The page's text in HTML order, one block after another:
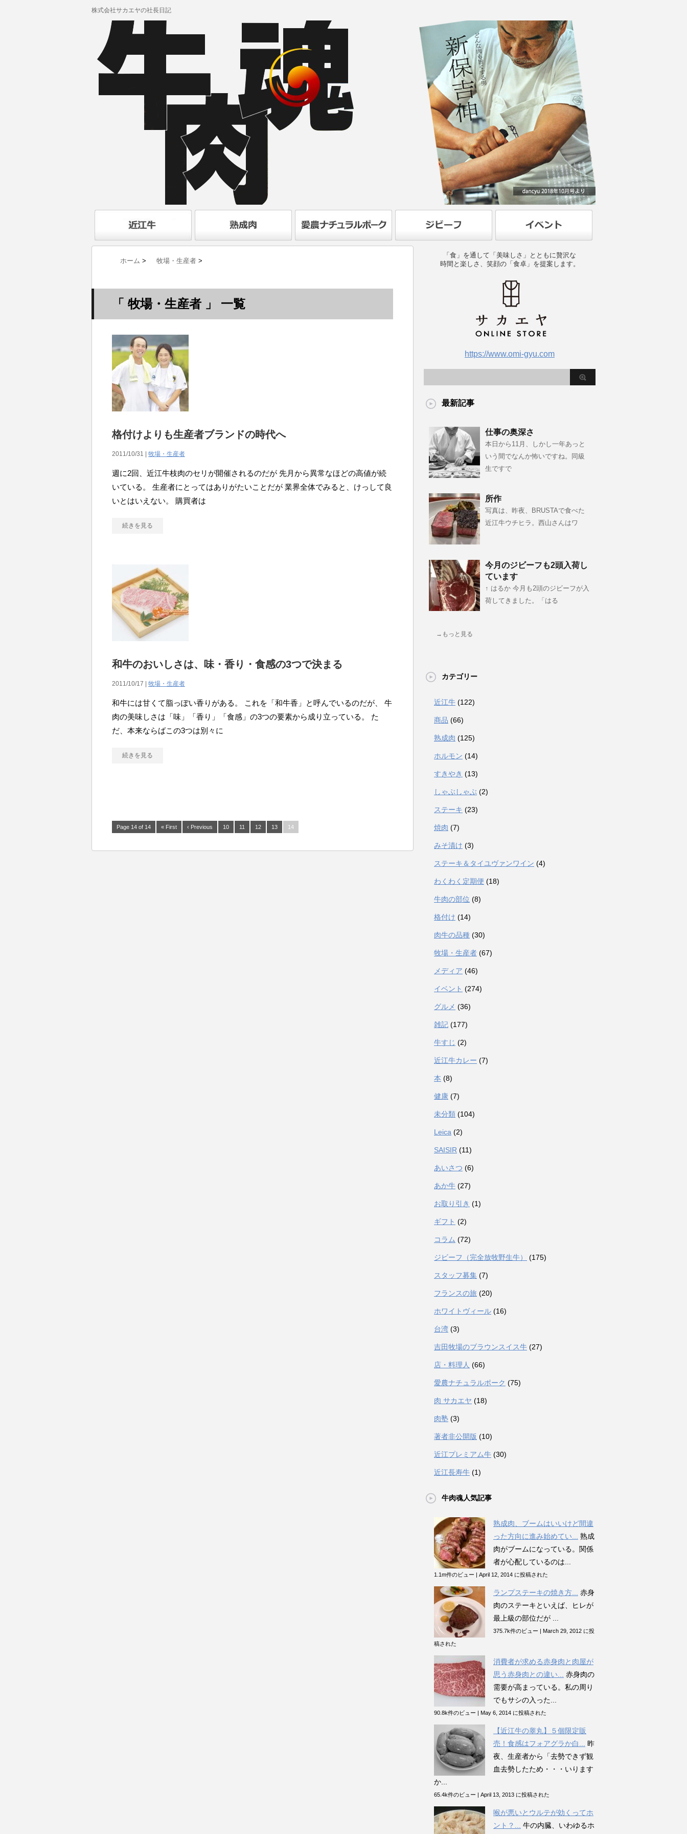
株式会社サカエヤの社長日記
ホーム > 牧場・生産者 >
「 牧場・生産者 」 一覧
格付けよりも生産者ブランドの時代へ
2011/10/31 | 牧場・生産者
週に2回、近江牛枝肉のセリが開催されるのだが 先月から異常なほどの高値が続
いている。 生産者にとってはありがたいことだが 業界全体でみると、けっして良
いとはいえない。 購買者は
続きを見る
和牛のおいしさは、味・香り・食感の3つで決まる
2011/10/17 | 牧場・生産者
和牛には甘くて脂っぽい香りがある。 これを「和牛香」と呼んでいるのだが、 牛
肉の美味しさは「味」「香り」「食感」の3つの要素から成り立っている。 た
だ、本来ならばこの3つは別々に
続きを見る
Page 14 of 14 « First ‹ Previous 10 11 12 13 14
「食」を通して「美味しさ」とともに贅沢な
時間と楽しさ、笑顔の「食卓」を提案します。
https://www.omi-gyu.com
最新記事
仕事の奥深さ
本日から11月、しかし一年あっと
いう間でなんか怖いですね。同級
生ですで
所作
写真は、昨夜、BRUSTAで食べた
近江牛ウチヒラ。西山さんはワ
今月のジビーフも2頭入荷し
ています
↑ はるか 今月も2頭のジビーフが入
荷してきました。「はる
→もっと見る
カテゴリー
近江牛 (122)
商品 (66)
熟成肉 (125)
ホルモン (14)
すきやき (13)
しゃぶしゃぶ (2)
ステーキ (23)
焼肉 (7)
みそ漬け (3)
ステーキ＆タイユヴァンワイン (4)
わくわく定期便 (18)
牛肉の部位 (8)
格付け (14)
肉牛の品種 (30)
牧場・生産者 (67)
メディア (46)
イベント (274)
グルメ (36)
雑記 (177)
牛すじ (2)
近江牛カレー (7)
本 (8)
健康 (7)
未分類 (104)
Leica (2)
SAISIR (11)
あいさつ (6)
あか牛 (27)
お取り引き (1)
ギフト (2)
コラム (72)
ジビーフ（完全放牧野生牛） (175)
スタッフ募集 (7)
フランスの旅 (20)
ホワイトヴィール (16)
台湾 (3)
吉田牧場のブラウンスイス牛 (27)
店・料理人 (66)
愛農ナチュラルポーク (75)
肉 サカエヤ (18)
肉塾 (3)
著者非公開版 (10)
近江プレミアム牛 (30)
近江長寿牛 (1)
牛肉魂人気記事
熟成肉、ブームはいいけど間違
った方向に進み始めてい...
熟成
肉がブームになっている。関係
者が心配しているのは...
1.1m件のビュー | April 12, 2014 に投稿された
ランプステーキの焼き方...
赤身
肉のステーキといえば、ヒレが
最上級の部位だが ...
375.7k件のビュー | March 29, 2012 に投
稿された
消費者が求める赤身肉と肉屋が
思う赤身肉との違い...
赤身肉の
需要が高まっている。私の周り
でもサシの入った...
90.8k件のビュー | May 6, 2014 に投稿された
【近江牛の睾丸】５個限定販
売！食感はフォアグラか白...
昨
夜、生産者から「去勢できず観
血去勢したため・・・いります
か...
65.4k件のビュー | April 13, 2013 に投稿された
喉が悪いとウルテが効くってホ
ント？...
牛の内臓、いわゆるホ